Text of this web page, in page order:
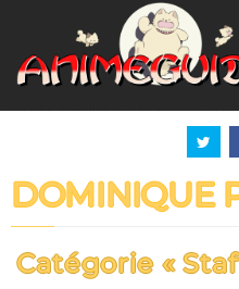
DOMINIQUE
Catégorie «
Panneau de gestion des cookies